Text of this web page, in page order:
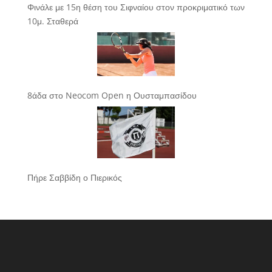
Φινάλε με 15η θέση του Σιφναίου στον προκριματικό των
10μ. Σταθερά
8άδα στο Neocom Open η Ουσταμπασίδου
Πήρε Σαββίδη ο Πιερικός